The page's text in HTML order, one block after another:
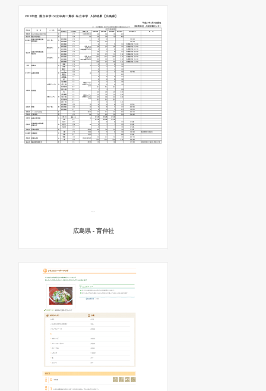
広島県 - 育伸社